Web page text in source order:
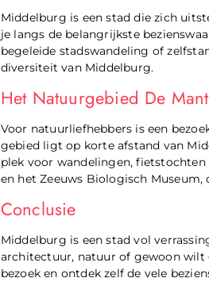
Middelburg is een stad die zich
je langs de belangrijkste
begeleide stadswandeling of
diversiteit van Middelburg.
Het Natuurgebied De
Voor natuurliefhebbers is een
gebied ligt op korte afstand van
plek voor wandelingen,
en het Zeeuws Biologisch
Conclusie
Middelburg is een stad vol
architectuur, natuur of gewoon wilt
bezoek en ontdek zelf de vele